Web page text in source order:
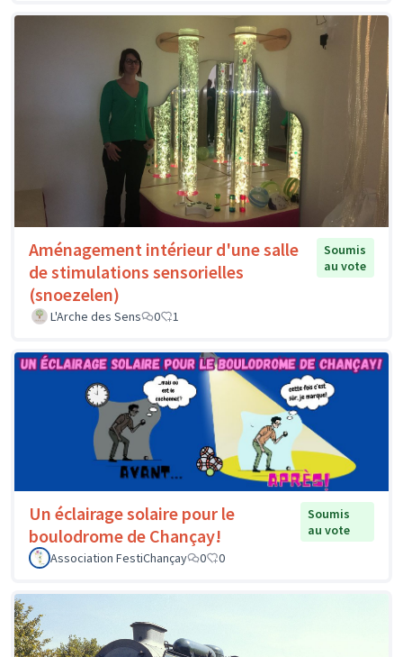
Aménagement intérieur d'une salle
de stimulations sensorielles
(snoezelen)
Soumis
au vote
L'Arche des Sens 0 1
Un éclairage solaire pour le
boulodrome de Chançay!
Soumis
au vote
Association FestiChançay
0 0